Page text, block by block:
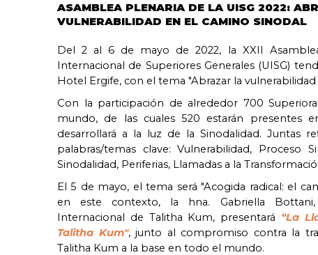
ASAMBLEA PLENARIA DE LA UISG 2022:
VULNERABILIDAD EN EL CAMINO SINODAL
Del 2 al 6 de mayo de 2022, la XXII
Internacional de Superiores Generales (UISG)
Hotel Ergife, con el tema "Abrazar la
Con la participación de alrededor 700
mundo, de las cuales 520 estarán presentes
desarrollará a la luz de la Sinodalidad. Juntas
palabras/temas clave: Vulnerabilidad, Proceso
Sinodalidad, Periferias, Llamadas a la
El 5 de mayo, el tema será "Acogida radical: el
en este contexto, la hna. Gabriella
Internacional de Talitha Kum, presentará “La
Talitha Kum", junto al compromiso contra la
Talitha Kum a la base en todo el mundo.